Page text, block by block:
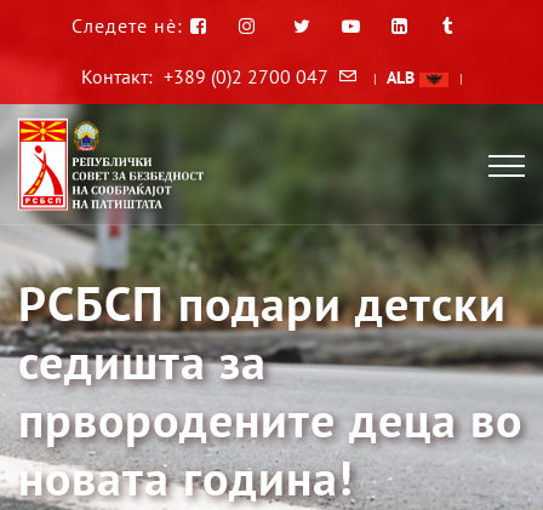
Следете нè:
Контакт: +389 (0)2 2700 047 | ALB |
РСБСП подари детски
седишта за
првородените деца во
новата година!